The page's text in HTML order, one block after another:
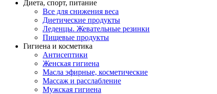
Диета, спорт, питание
Все для снижения веса
Диетические продукты
Леденцы. Жевательные резинки
Пищевые продукты
Гигиена и косметика
Антисептики
Женская гигиена
Масла эфирные, косметические
Массаж и расслабление
Мужская гигиена